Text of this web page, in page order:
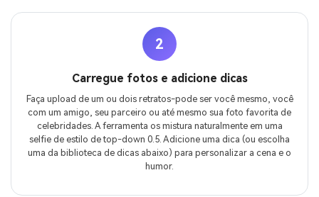
2
Carregue fotos e adicione dicas
Faça upload de um ou dois retratos-pode ser você mesmo, você
com um amigo, seu parceiro ou até mesmo sua foto favorita de
celebridades. A ferramenta os mistura naturalmente em uma
selfie de estilo de top-down 0.5. Adicione uma dica (ou escolha
uma da biblioteca de dicas abaixo) para personalizar a cena e o
humor.